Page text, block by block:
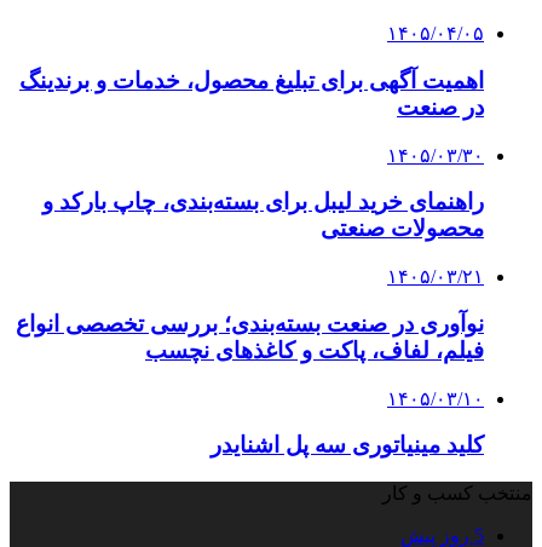
۱۴۰۵/۰۴/۰۵
اهمیت آگهی برای تبلیغ محصول، خدمات و برندینگ
در صنعت
۱۴۰۵/۰۳/۳۰
راهنمای خرید لیبل برای بسته‌بندی، چاپ بارکد و
محصولات صنعتی
۱۴۰۵/۰۳/۲۱
نوآوری در صنعت بسته‌بندی؛ بررسی تخصصی انواع
فیلم، لفاف، پاکت و کاغذهای نچسب
۱۴۰۵/۰۳/۱۰
کلید مینیاتوری سه پل اشنایدر
منتخب کسب و کار
5 روز پیش